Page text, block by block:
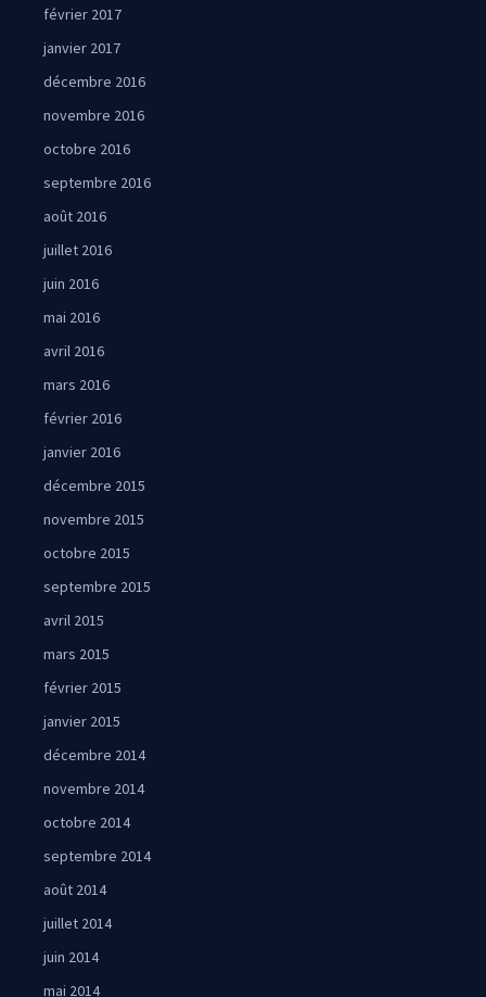
février 2017
janvier 2017
décembre 2016
novembre 2016
octobre 2016
septembre 2016
août 2016
juillet 2016
juin 2016
mai 2016
avril 2016
mars 2016
février 2016
janvier 2016
décembre 2015
novembre 2015
octobre 2015
septembre 2015
avril 2015
mars 2015
février 2015
janvier 2015
décembre 2014
novembre 2014
octobre 2014
septembre 2014
août 2014
juillet 2014
juin 2014
mai 2014